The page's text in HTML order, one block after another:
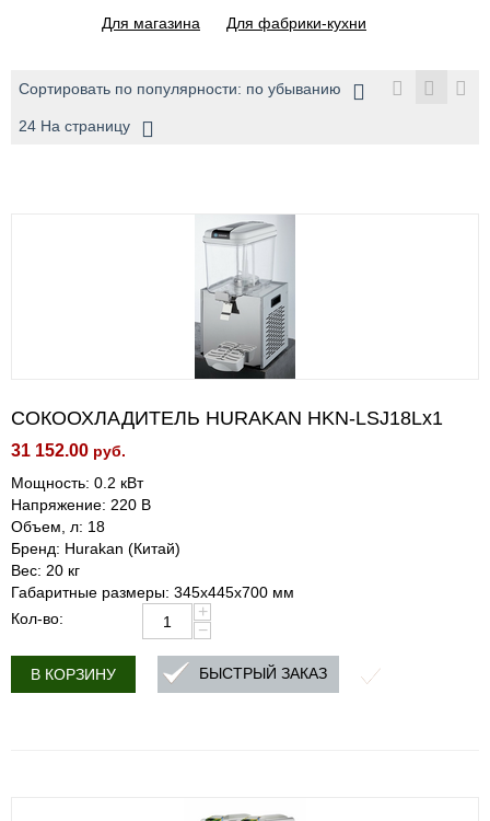
Для магазина
Для фабрики-кухни
Сортировать по популярности: по убыванию
24 На страницу
СОКООХЛАДИТЕЛЬ HURAKAN HKN-LSJ18Lx1
31 152.00 руб.
Мощность: 0.2 кВт
Напряжение: 220 В
Объем, л: 18
Бренд: Hurakan (Китай)
Вес: 20 кг
Габаритные размеры: 345x445x700 мм
Кол-во:
+
−
В КОРЗИНУ БЫСТРЫЙ ЗАКАЗ